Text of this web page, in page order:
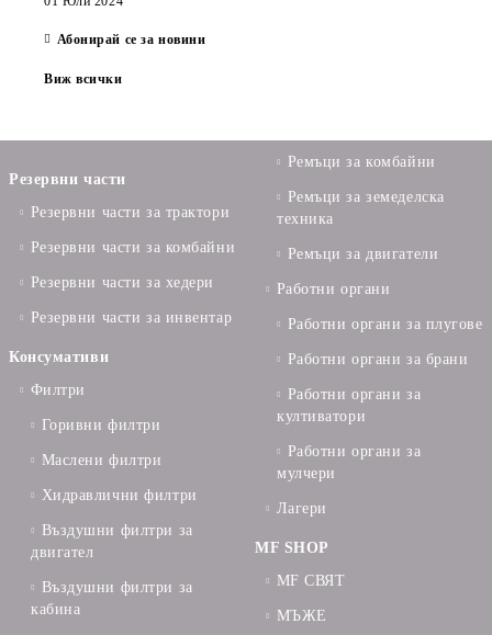
Абонирай се за новини
Виж всички
Резервни части
Резервни части за трактори
Резервни части за комбайни
Резервни части за хедери
Резервни части за инвентар
Консумативи
Филтри
Горивни филтри
Маслени филтри
Хидравлични филтри
Въздушни филтри за
двигател
Въздушни филтри за
кабина
Ремъци за комбайни
Ремъци за земеделска
техника
Ремъци за двигатели
Работни органи
Работни органи за плугове
Работни органи за брани
Работни органи за
култиватори
Работни органи за
мулчери
Лагери
MF SHOP
MF СВЯТ
МЪЖЕ